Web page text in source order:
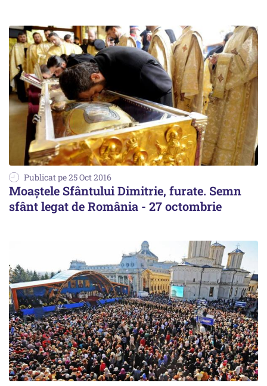
Publicat pe 25 Oct 2016
Moaștele Sfântului Dimitrie, furate. Semn
sfânt legat de România - 27 octombrie